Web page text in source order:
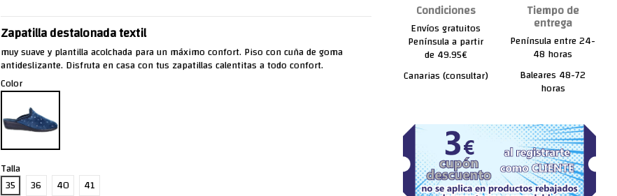
Zapatilla destalonada textil
muy suave y plantilla acolchada para un máximo confort. Piso con cuña de goma
antideslizante. Disfruta en casa con tus zapatillas calentitas a todo confort.
Color
Talla
35
36 40 41
Condiciones
Envíos gratuitos
Península a partir
de 49.95€
Canarias (consultar)
Tiempo de
entrega
Península entre 24-
48 horas
Baleares 48-72
horas